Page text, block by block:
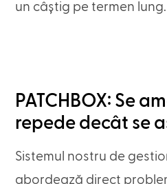
un câștig pe termen lung.
PATCHBOX: Se
repede decât se
Sistemul nostru de
abordează direct